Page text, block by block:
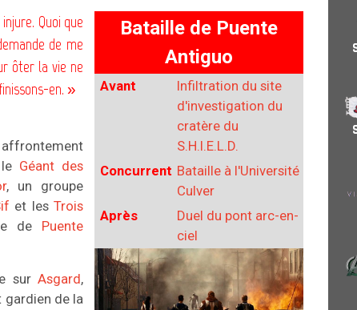
Bataille de Puente
Antiguo
Avant
Infiltration du site
d'investigation du
cratère du
S.H.I.E.L.D.
Concurrent Bataille à l'Université
Culver
Après
Duel du pont arc-en-
ciel
Quoi que
de me
ôter la vie ne
en. »
Géant des
, un groupe
et lesTrois
de Puente
surAsgard,
gardien de la